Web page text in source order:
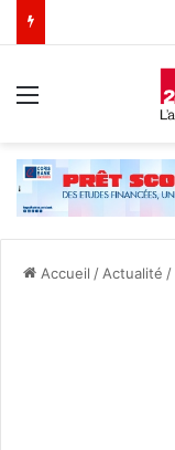
Accueil / Actualité /